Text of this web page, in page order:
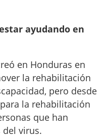
ayudando en
en Honduras en
la rehabilitación
pero desde
la rehabilitación
que han
del virus.